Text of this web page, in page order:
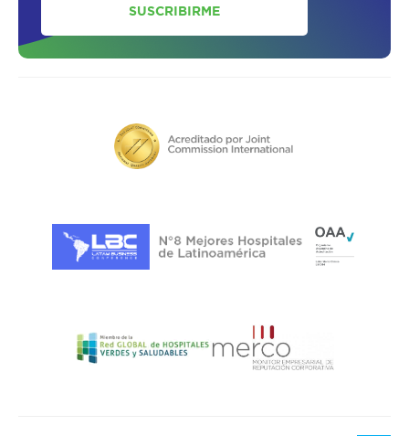
SUSCRIBIRME